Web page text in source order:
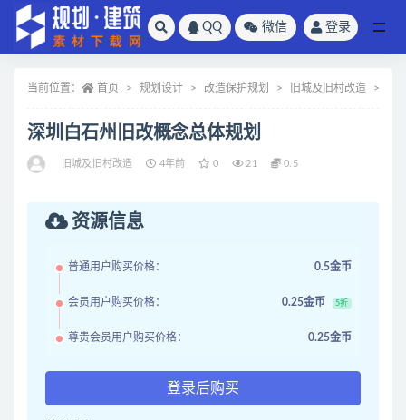
QQ 微信 登录
当前位置： 首页 规划设计 改造保护规划 旧城及旧村改造
深圳白石州旧改概念总体规划
旧城及旧村改造 4年前 0 21 0.5
资源信息
普通用户购买价格： 0.5金币
会员用户购买价格： 0.25金币 5折
尊贵会员用户购买价格： 0.25金币
登录后购买
全部